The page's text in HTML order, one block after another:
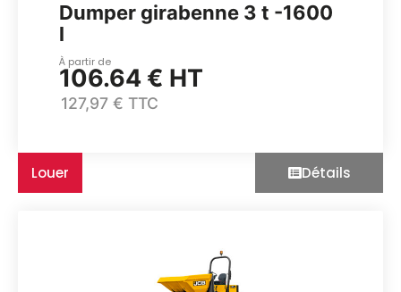
Dumper girabenne 3 t -1600
l
À partir de
106.64 € HT
127,97 € TTC
Louer Détails